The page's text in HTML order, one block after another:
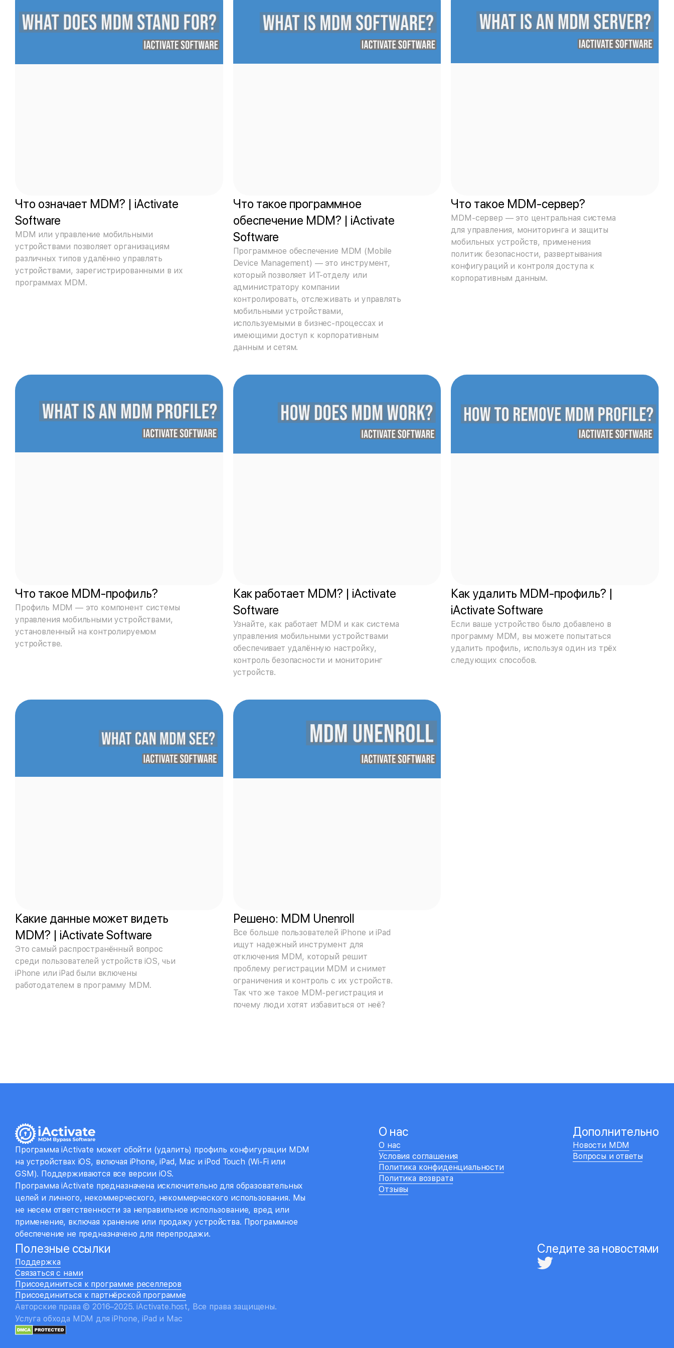
Что означает MDM? | iActivate
Software
MDM или управление мобильными
устройствами позволяет организациям
различных типов удалённо управлять
устройствами, зарегистрированными в их
программах MDM.
Что такое программное
обеспечение MDM? | iActivate
Software
Программное обеспечение MDM (Mobile
Device Management) — это инструмент,
который позволяет ИТ-отделу или
администратору компании
контролировать, отслеживать и управлять
мобильными устройствами,
используемыми в бизнес-процессах и
имеющими доступ к корпоративным
данным и сетям.
Что такое MDM-сервер?
MDM-сервер — это центральная система
для управления, мониторинга и защиты
мобильных устройств, применения
политик безопасности, развертывания
конфигураций и контроля доступа к
корпоративным данным.
Что такое MDM‑профиль?
Профиль MDM — это компонент системы
управления мобильными устройствами,
установленный на контролируемом
устройстве.
Как работает MDM? | iActivate
Software
Узнайте, как работает MDM и как система
управления мобильными устройствами
обеспечивает удалённую настройку,
контроль безопасности и мониторинг
устройств.
Как удалить MDM-профиль? |
iActivate Software
Если ваше устройство было добавлено в
программу MDM, вы можете попытаться
удалить профиль, используя один из трёх
следующих способов.
Какие данные может видеть
MDM? | iActivate Software
Это самый распространённый вопрос
среди пользователей устройств iOS, чьи
iPhone или iPad были включены
работодателем в программу MDM.
Решено: MDM Unenroll
Все больше пользователей iPhone и iPad
ищут надежный инструмент для
отключения MDM, который решит
проблему регистрации MDM и снимет
ограничения и контроль с их устройств.
Так что же такое MDM-регистрация и
почему люди хотят избавиться от неё?
Программа iActivate может обойти (удалить) профиль конфигурации MDM
на устройствах iOS, включая iPhone, iPad, Mac и iPod Touch (Wi-Fi или
GSM). Поддерживаются все версии iOS.
Программа iActivate предназначена исключительно для образовательных
целей и личного, некоммерческого, некоммерческого использования. Мы
не несем ответственности за неправильное использование, вред или
применение, включая хранение или продажу устройства. Программное
обеспечение не предназначено для перепродажи.
О нас
О нас
Условия соглашения
Политика конфиденциальности
Политика возврата
Отзывы
Дополнительно
Новости MDM
Вопросы и ответы
Полезные ссылки
Поддержка
Связаться с нами
Присоединиться к программе реселлеров
Присоединиться к партнёрской программе
Следите за новостями
Авторские права © 2016–2025. iActivate.host, Все права защищены.
Услуга обхода MDM для iPhone, iPad и Mac